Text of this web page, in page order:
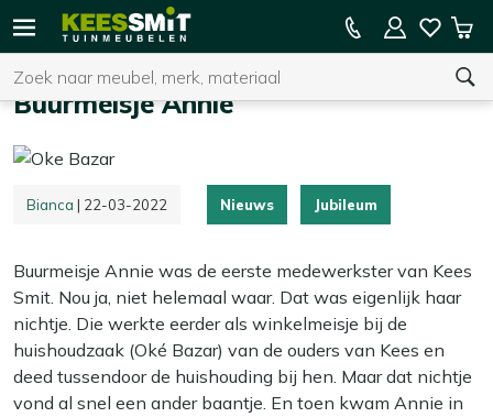
Kees
Tuinmeubelen
Zoeken
U heeft geen product(en) in uw winkelwagen.
15% kassakorting op de hele collectie
Buurmeisje Annie
Bianca | 22-03-2022 Nieuws Jubileum
Buurmeisje Annie was de eerste medewerkster van Kees
Smit. Nou ja, niet helemaal waar. Dat was eigenlijk haar
nichtje. Die werkte eerder als winkelmeisje bij de
huishoudzaak (Oké Bazar) van de ouders van Kees en
deed tussendoor de huishouding bij hen. Maar dat nichtje
vond al snel een ander baantje. En toen kwam Annie in